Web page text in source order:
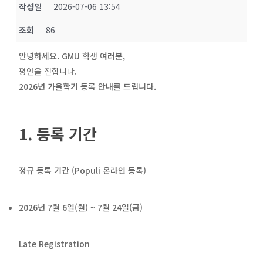
작성일
2026-07-06 13:54
조회
86
안녕하세요. GMU 학생 여러분,
평안을 전합니다.
2026년 가을학기 등록 안내를 드립니다.
1. 등록 기간
정규 등록 기간 (Populi 온라인 등록)
2026년 7월 6일(월) ~ 7월 24일(금)
Late Registration